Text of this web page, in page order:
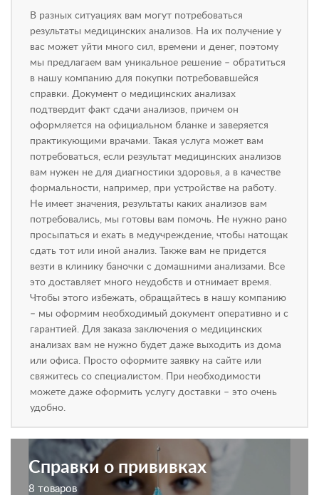
В разных ситуациях вам могут потребоваться
результаты медицинских анализов. На их получение у
вас может уйти много сил, времени и денег, поэтому
мы предлагаем вам уникальное решение – обратиться
в нашу компанию для покупки потребовавшейся
справки. Документ о медицинских анализах
подтвердит факт сдачи анализов, причем он
оформляется на официальном бланке и заверяется
практикующими врачами. Такая услуга может вам
потребоваться, если результат медицинских анализов
вам нужен не для диагностики здоровья, а в качестве
формальности, например, при устройстве на работу.
Не имеет значения, результаты каких анализов вам
потребовались, мы готовы вам помочь. Не нужно рано
просыпаться и ехать в медучреждение, чтобы натощак
сдать тот или иной анализ. Также вам не придется
везти в клинику баночки с домашними анализами. Все
это доставляет много неудобств и отнимает время.
Чтобы этого избежать, обращайтесь в нашу компанию
– мы оформим необходимый документ оперативно и с
гарантией. Для заказа заключения о медицинских
анализах вам не нужно будет даже выходить из дома
или офиса. Просто оформите заявку на сайте или
свяжитесь со специалистом. При необходимости
можете даже оформить услугу доставки – это очень
удобно.
Справки о прививках
8 товаров